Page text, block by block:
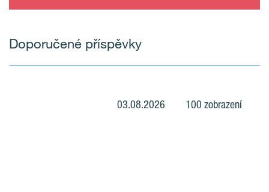
Doporučené příspěvky
03.08.2026 100 zobrazení